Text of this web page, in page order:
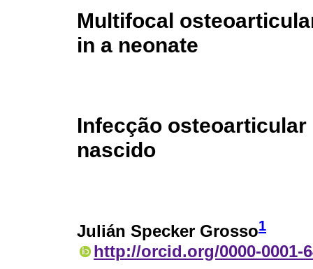
Multifocal
in a neonate
Infecção
nascido
Julián Specker Grosso1
http://orcid.org/0000-0001-